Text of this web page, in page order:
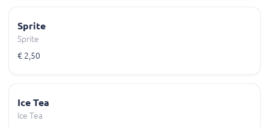
Sprite
Sprite
€ 2,50
Ice Tea
Ice Tea